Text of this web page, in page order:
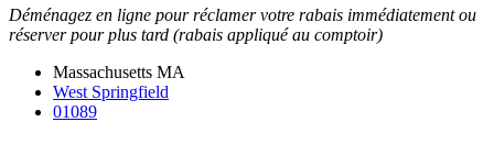
Déménagez en ligne pour réclamer votre rabais immédiatement ou
réserver pour plus tard (rabais appliqué au comptoir)
Massachusetts MA
West Springfield
01089